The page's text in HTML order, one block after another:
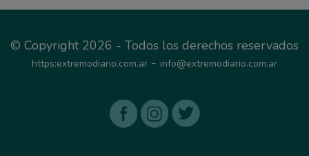
© Copyright 2026 - Todos los derechos reservados
https:extremodiario.com.ar - info@extremodiario.com.ar